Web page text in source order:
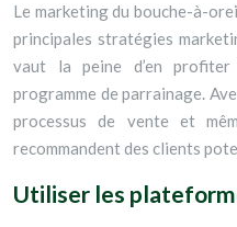
Le marketing du bouche-à-
principales stratégies
vaut la peine d’en
programme de parrainage.
processus de vente et
recommandent des clients
Utiliser les